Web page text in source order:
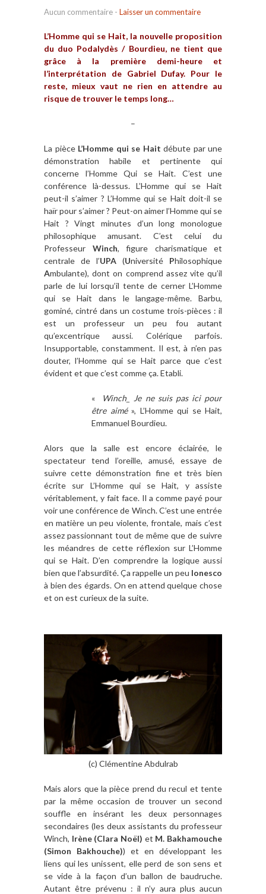
Aucun commentaire - Laisser un commentaire
L’Homme qui se Hait, la nouvelle proposition
du duo Podalydès / Bourdieu, ne tient que
grâce à la première demi-heure et
l’interprétation de Gabriel Dufay. Pour le
reste, mieux vaut ne rien en attendre au
risque de trouver le temps long…
–
La pièce L’Homme qui se Hait débute par une
démonstration habile et pertinente qui
concerne l’Homme Qui se Hait. C’est une
conférence là-dessus. L’Homme qui se Hait
peut-il s’aimer ? L’Homme qui se Hait doit-il se
haïr pour s’aimer ? Peut-on aimer l’Homme qui se
Hait ? Vingt minutes d’un long monologue
philosophique amusant. C’est celui du
Professeur Winch, figure charismatique et
centrale de l’UPA (Université Philosophique
Ambulante), dont on comprend assez vite qu’il
parle de lui lorsqu’il tente de cerner L’Homme
qui se Hait dans le langage-même. Barbu,
gominé, cintré dans un costume trois-pièces : il
est un professeur un peu fou autant
qu’excentrique aussi. Colérique parfois.
Insupportable, constamment. Il est, à n’en pas
douter, l’Homme qui se Hait parce que c’est
évident et que c’est comme ça. Etabli.
«
Winch_ Je ne suis pas ici pour
être aimé», L’Homme qui se Hait,
Emmanuel Bourdieu.
Alors que la salle est encore éclairée, le
spectateur tend l’oreille, amusé, essaye de
suivre cette démonstration fine et très bien
écrite sur L’Homme qui se Hait, y assiste
véritablement, y fait face. Il a comme payé pour
voir une conférence de Winch. C’est une entrée
en matière un peu violente, frontale, mais c’est
assez passionnant tout de même que de suivre
les méandres de cette réflexion sur L’Homme
qui se Hait. D’en comprendre la logique aussi
bien que l’absurdité. Ça rappelle un peu Ionesco
à bien des égards. On en attend quelque chose
et on est curieux de la suite.
(c) Clémentine Abdulrab
Mais alors que la pièce prend du recul et tente
par la même occasion de trouver un second
souffle en insérant les deux personnages
secondaires (les deux assistants du professeur
Winch, Irène (Clara Noël) et M. Bakhamouche
(Simon Bakhouche)) et en développant les
liens qui les unissent, elle perd de son sens et
se vide à la façon d’un ballon de baudruche.
Autant être prévenu : il n’y aura plus aucun